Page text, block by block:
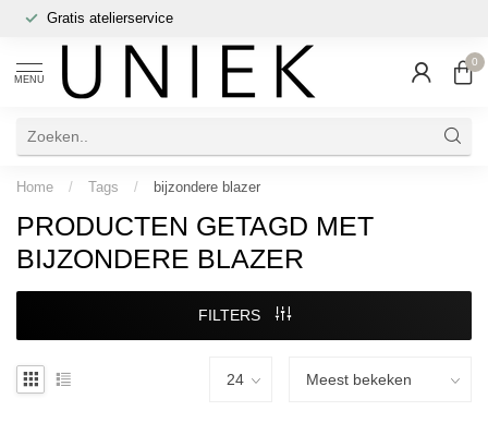
Gratis atelierservice
MENU
0
Home / Tags / bijzondere blazer
PRODUCTEN GETAGD MET
BIJZONDERE BLAZER
FILTERS